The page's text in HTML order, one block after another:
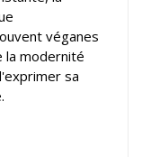
véganes
la modernité
sa